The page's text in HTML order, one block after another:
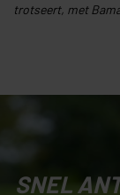
trotseert, met
SNEL